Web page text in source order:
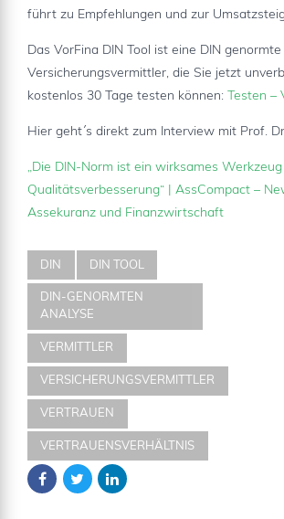
führt zu Empfehlungen und zur
Das VorFina DIN Tool ist eine DIN
Versicherungsvermittler, die Sie jetzt
kostenlos 30 Tage testen können: Testen –
Hier geht´s direkt zum Interview mit Prof.
„Die DIN-Norm ist ein wirksames
Qualitätsverbesserung“ | AssCompact –
Assekuranz und Finanzwirtschaft
DIN DIN TOOL
DIN-GENORMTEN
ANALYSE
VERMITTLER
VERSICHERUNGSVERMITTLER
VERTRAUEN
VERTRAUENSVERHÄLTNIS